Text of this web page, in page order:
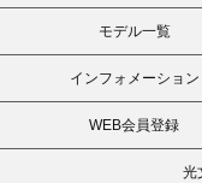
モデル一覧
インフォメーション
WEB会員登録
光